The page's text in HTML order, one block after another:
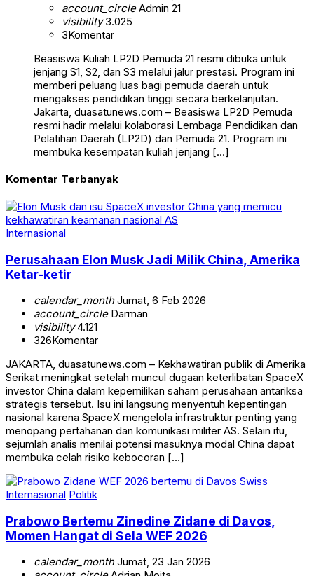
account_circleAdmin 21
visibility3.025
3Komentar
Beasiswa Kuliah LP2D Pemuda 21 resmi dibuka untuk
jenjang S1, S2, dan S3 melalui jalur prestasi. Program ini
memberi peluang luas bagi pemuda daerah untuk
mengakses pendidikan tinggi secara berkelanjutan.
Jakarta, duasatunews.com – Beasiswa LP2D Pemuda
resmi hadir melalui kolaborasi Lembaga Pendidikan dan
Pelatihan Daerah (LP2D) dan Pemuda 21. Program ini
membuka kesempatan kuliah jenjang […]
Komentar Terbanyak
Internasional
Perusahaan Elon Musk Jadi Milik China, Amerika
Ketar-ketir
calendar_monthJumat, 6 Feb 2026
account_circleDarman
visibility4.121
326Komentar
JAKARTA, duasatunews.com – Kekhawatiran publik di Amerika
Serikat meningkat setelah muncul dugaan keterlibatan SpaceX
investor China dalam kepemilikan saham perusahaan antariksa
strategis tersebut. Isu ini langsung menyentuh kepentingan
nasional karena SpaceX mengelola infrastruktur penting yang
menopang pertahanan dan komunikasi militer AS. Selain itu,
sejumlah analis menilai potensi masuknya modal China dapat
membuka celah risiko kebocoran […]
Internasional Politik
Prabowo Bertemu Zinedine Zidane di Davos,
Momen Hangat di Sela WEF 2026
calendar_monthJumat, 23 Jan 2026